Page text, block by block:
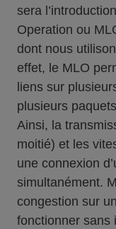
sera
Operation ou
dont nous
effet, le MLO
liens sur
plusieurs
Ainsi, la
moitié) et les
une connexion
simultanément.
congestion sur
fonctionner sans